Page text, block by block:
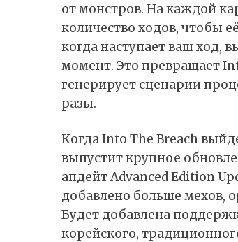
от монстров. На каждой
количество ходов, чтобы
когда наступает ваш ход,
момент. Это превращает
генерирует сценарии
разы.
Когда Into The Breach
выпустит крупное
апдейт Advanced Edition
добавлено больше мехов,
Будет добавлена
корейского,